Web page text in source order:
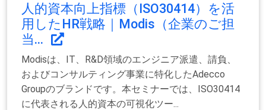
人的資本向上指標（ISO30414）を活
用したHR戦略｜Modis（企業のご担
当...
Modisは、IT、R&D領域のエンジニア派遣、請負、
およびコンサルティング事業に特化したAdecco
Groupのブランドです。本セミナーでは、ISO30414
に代表される人的資本の可視化ツー...